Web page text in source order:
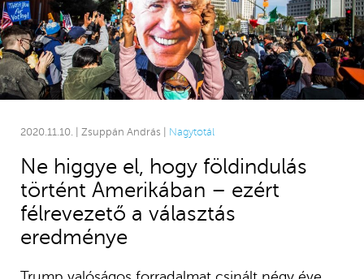
2020.11.10. | Zsuppán András | Nagytotál
Ne higgye el, hogy földindulás
történt Amerikában – ezért
félrevezető a választás
eredménye